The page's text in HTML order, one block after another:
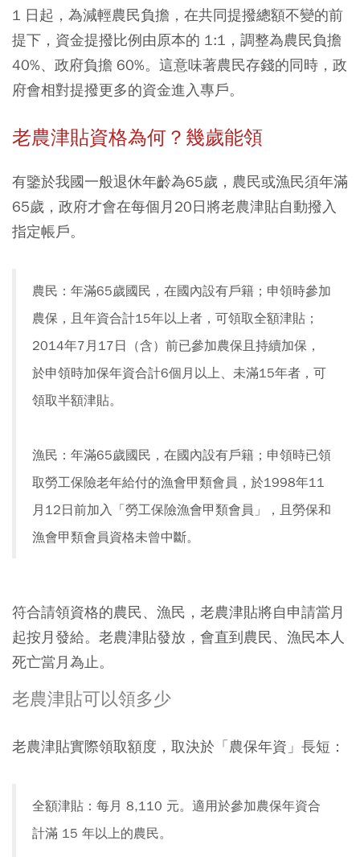
1 日起，為減輕農民負擔，在共同提撥總額不變的前
提下，資金提撥比例由原本的 1:1，調整為農民負擔
40%、政府負擔 60%。這意味著農民存錢的同時，政
府會相對提撥更多的資金進入專戶。
老農津貼資格為何？幾歲能領
有鑒於我國一般退休年齡為65歲，農民或漁民須年滿
65歲，政府才會在每個月20日將老農津貼自動撥入
指定帳戶。
農民：年滿65歲國民，在國內設有戶籍；申領時參加
農保，且年資合計15年以上者，可領取全額津貼；
2014年7月17日（含）前已參加農保且持續加保，
於申領時加保年資合計6個月以上、未滿15年者，可
領取半額津貼。
漁民：年滿65歲國民，在國內設有戶籍；申領時已領
取勞工保險老年給付的漁會甲類會員，於1998年11
月12日前加入「勞工保險漁會甲類會員」，且勞保和
漁會甲類會員資格未曾中斷。
符合請領資格的農民、漁民，老農津貼將自申請當月
起按月發給。老農津貼發放，會直到農民、漁民本人
死亡當月為止。
老農津貼可以領多少
老農津貼實際領取額度，取決於「農保年資」長短：
全額津貼：每月 8,110 元。適用於參加農保年資合
計滿 15 年以上的農民。